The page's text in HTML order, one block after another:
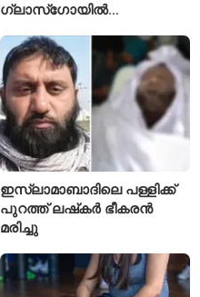
ഗ്ലാസ്‌ഗോയിൽ
തിരുത്തിച്ച ലവ്‌ലിനയെ
പ്രശംസിച്ച് പ്രധാനമന്ത്രി
ഇസ്ലാമാബാദിലെ പള്ളിക്ക്
പുറത്ത് ലഷ്‌കർ ഭീകരൻ
മരിച്ചു